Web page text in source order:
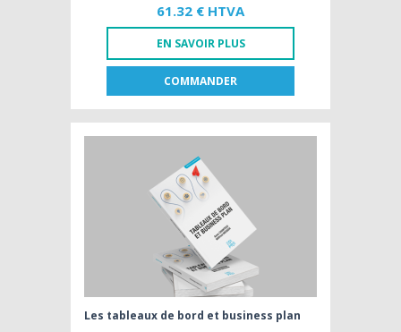
61.32 € HTVA
EN SAVOIR PLUS
COMMANDER
NL
Les tableaux de bord et business plan